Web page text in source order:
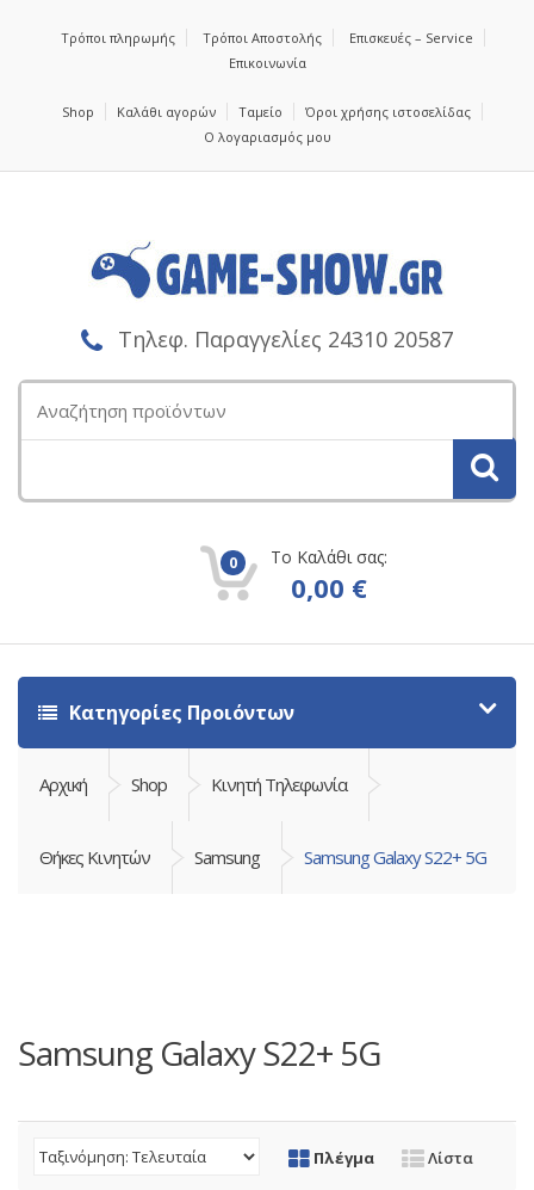
Τρόποι πληρωμής Τρόποι Αποστολής
Επισκευές – Service
Επικοινωνία
Shop Καλάθι αγορών Ταμείο
Όροι χρήσης ιστοσελίδας
Ο λογαριασμός μου
Τηλεφ. Παραγγελίες 24310 20587
για:
0 Το Καλάθι σας:
0,00 €
Κατηγορίες Προιόντων
Αρχική Shop Κινητή Τηλεφωνία
Θήκες Κινητών Samsung Samsung Galaxy S22+ 5G
Samsung Galaxy S22+ 5G
Πλέγμα Λίστα